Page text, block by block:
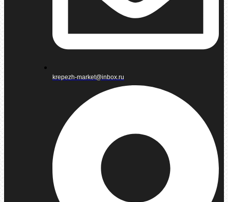
krepezh-market@inbox.ru